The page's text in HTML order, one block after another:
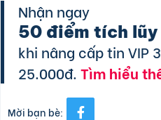
Nhận ngay
50 điểm tích lũy
khi nâng cấp tin VIP
25.000đ.Tìm hiểu
Mời bạn bè: